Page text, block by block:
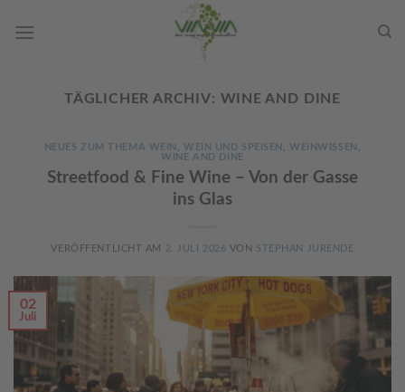
TÄGLICHER ARCHIV: WINE AND DINE
NEUES ZUM THEMA WEIN ,WEIN UND SPEISEN ,WEINWISSEN
WINE AND DINE
Streetfood & Fine Wine – Von der Gasse
ins Glas
VERÖFFENTLICHT AM 2. JULI 2026 VON STEPHAN JURENDE
02
Juli